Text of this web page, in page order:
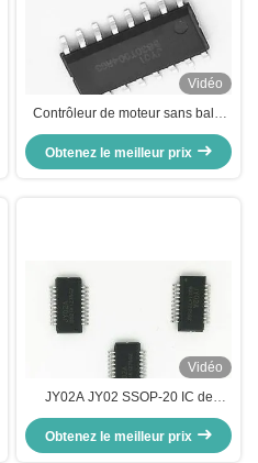
Vidéo
Contrôleur de moteur sans balai
IC JY02A pour moteur sans
capteur CC avec circuit
périphérique simple
Obtenez le meilleur prix
Vidéo
JY02A JY02 SSOP-20 IC de
commande de puce IC pour
moteur BLDC sans capteur, avec
commande PWM
Obtenez le meilleur prix